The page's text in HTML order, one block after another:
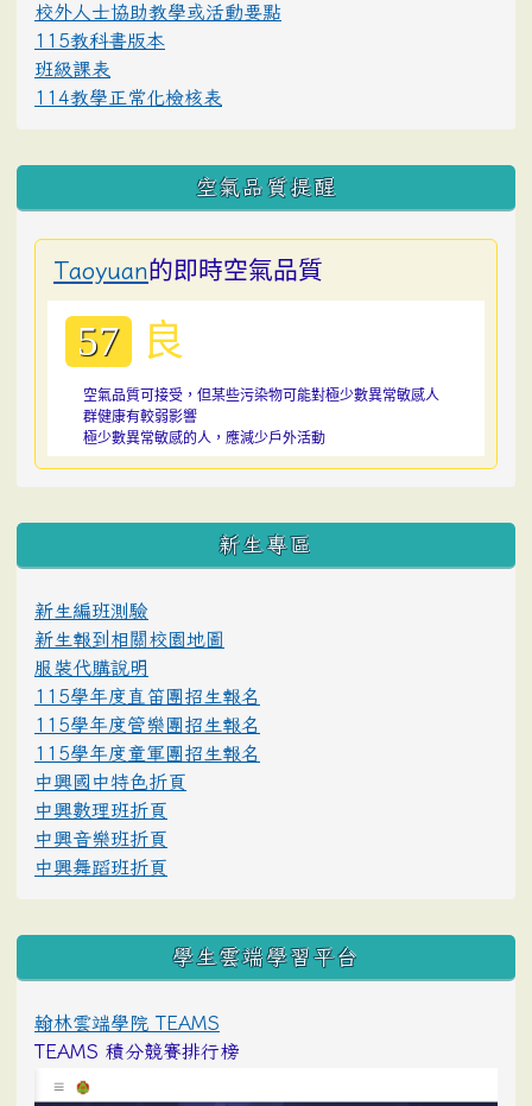
校外人士協助教學或活動要點
115教科書版本
班級課表
114教學正常化檢核表
空氣品質提醒
Taoyuan的即時空氣品質
57 良
空氣品質可接受，但某些污染物可能對極少數異常敏感人
群健康有較弱影響
極少數異常敏感的人，應減少戶外活動
:::
新生專區
新生編班測驗
新生報到相關校園地圖
服裝代購說明
115學年度直笛團招生報名
115學年度管樂團招生報名
115學年度童軍團招生報名
中興國中特色折頁
中興數理班折頁
中興音樂班折頁
中興舞蹈班折頁
學生雲端學習平台
翰林雲端學院 TEAMS
TEAMS 積分競賽排行榜